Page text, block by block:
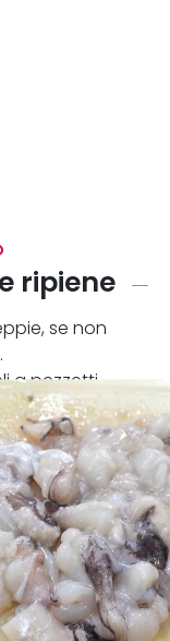
ripiene
se non
.
a pezzetti.